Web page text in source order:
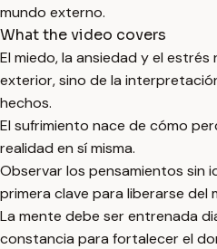
mundo externo.
What the video covers
El miedo, la ansiedad y el
exterior, sino de la
hechos.
El sufrimiento nace de cómo
realidad en sí misma.
Observar los pensamientos sin
primera clave para liberarse del
La mente debe ser entrenada
constancia para fortalecer el